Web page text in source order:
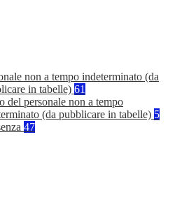
non a tempo indeterminato (da
in tabelle) 61
del personale non a tempo
(da pubblicare in tabelle) 5
47